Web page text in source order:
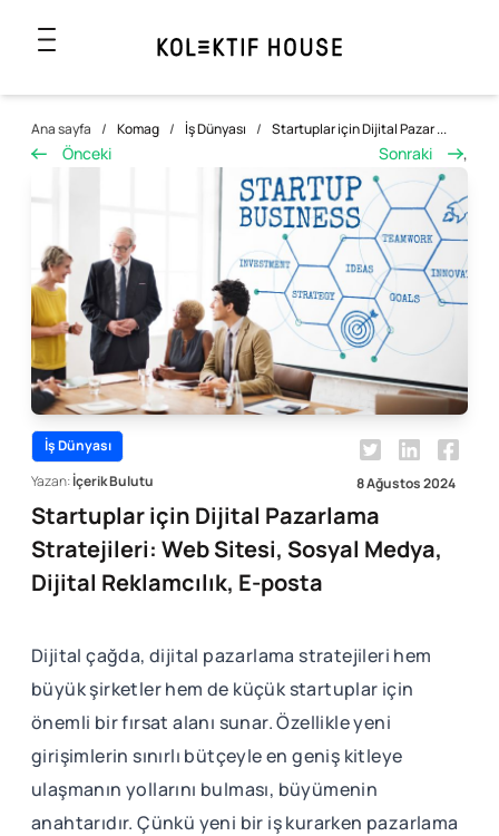
Ana sayfa / Komag / İş Dünyası / Startuplar için Dijital Pazar ...
Önceki Sonraki ,
İş Dünyası
Yazan:İçerik Bulutu 8 Ağustos 2024
Startuplar için Dijital Pazarlama
Stratejileri: Web Sitesi, Sosyal Medya,
Dijital Reklamcılık, E-posta
Dijital çağda, dijital pazarlama stratejileri hem
büyük şirketler hem de küçük startuplar için
önemli bir fırsat alanı sunar. Özellikle yeni
girişimlerin sınırlı bütçeyle en geniş kitleye
ulaşmanın yollarını bulması, büyümenin
anahtarıdır. Çünkü yeni bir iş kurarken pazarlama